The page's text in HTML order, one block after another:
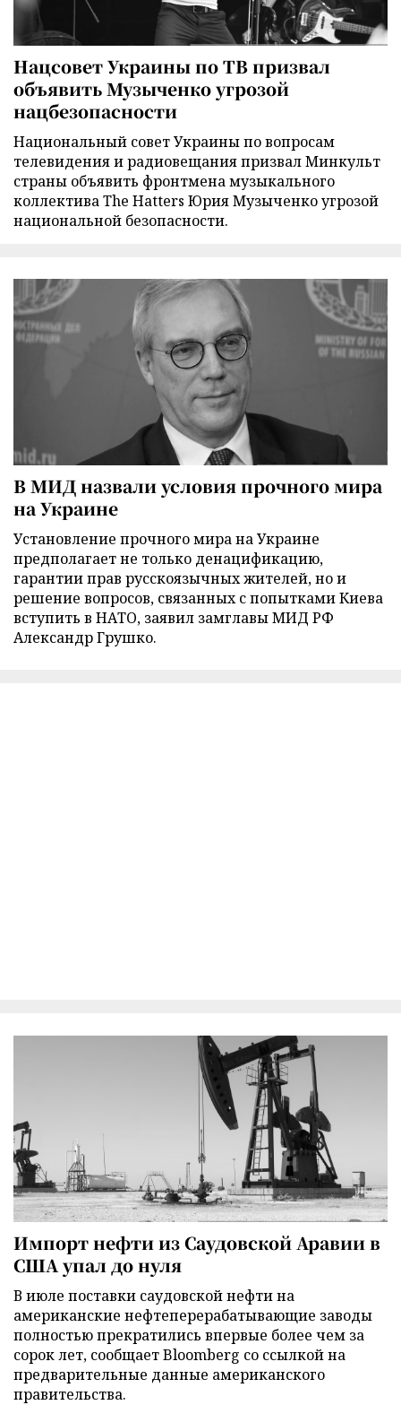
Нацсовет Украины по ТВ призвал
объявить Музыченко угрозой
нацбезопасности
Национальный совет Украины по вопросам
телевидения и радиовещания призвал Минкульт
страны объявить фронтмена музыкального
коллектива The Hatters Юрия Музыченко угрозой
национальной безопасности.
В МИД назвали условия прочного мира
на Украине
Установление прочного мира на Украине
предполагает не только денацификацию,
гарантии прав русскоязычных жителей, но и
решение вопросов, связанных с попытками Киева
вступить в НАТО, заявил замглавы МИД РФ
Александр Грушко.
Импорт нефти из Саудовской Аравии в
США упал до нуля
В июле поставки саудовской нефти на
американские нефтеперерабатывающие заводы
полностью прекратились впервые более чем за
сорок лет, сообщает Bloomberg со ссылкой на
предварительные данные американского
правительства.